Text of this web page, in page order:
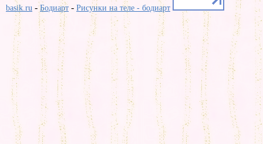
basik.ru -Бодиарт - Рисунки на теле - бодиарт